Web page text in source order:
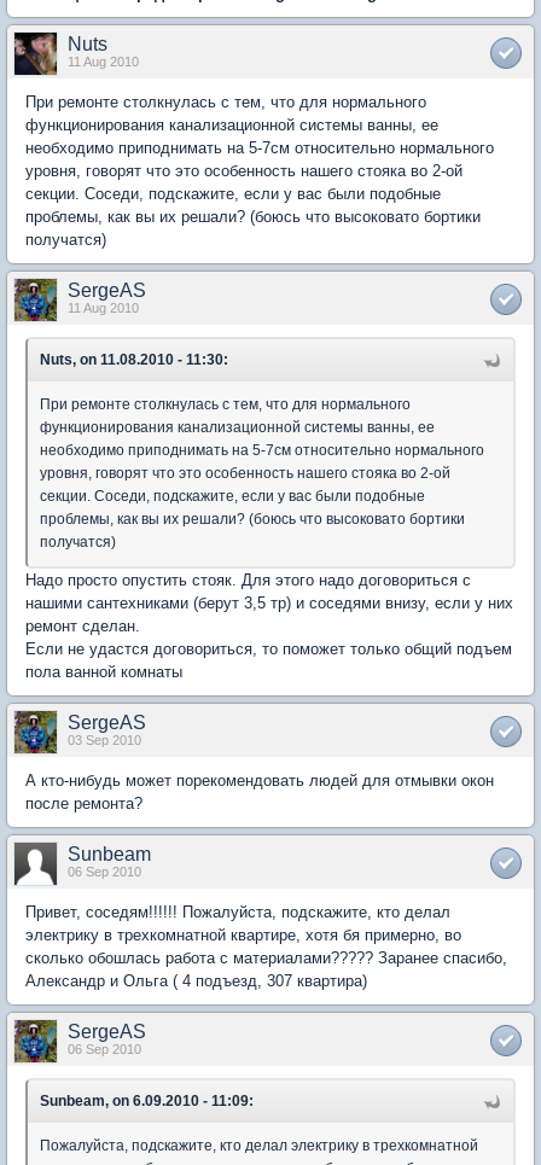
Nuts
11 Aug 2010
При ремонте столкнулась с тем, что для нормального
функционирования канализационной системы ванны, ее
необходимо приподнимать на 5-7см относительно нормального
уровня, говорят что это особенность нашего стояка во 2-ой
секции. Соседи, подскажите, если у вас были подобные
проблемы, как вы их решали? (боюсь что высоковато бортики
получатся)
SergeAS
11 Aug 2010
Nuts, on 11.08.2010 - 11:30:
При ремонте столкнулась с тем, что для нормального
функционирования канализационной системы ванны, ее
необходимо приподнимать на 5-7см относительно нормального
уровня, говорят что это особенность нашего стояка во 2-ой
секции. Соседи, подскажите, если у вас были подобные
проблемы, как вы их решали? (боюсь что высоковато бортики
получатся)
Надо просто опустить стояк. Для этого надо договориться с
нашими сантехниками (берут 3,5 тр) и соседями внизу, если у них
ремонт сделан.
Если не удастся договориться, то поможет только общий подъем
пола ванной комнаты
SergeAS
03 Sep 2010
А кто-нибудь может порекомендовать людей для отмывки окон
после ремонта?
Sunbeam
06 Sep 2010
Привет, соседям!!!!!! Пожалуйста, подскажите, кто делал
электрику в трехкомнатной квартире, хотя бя примерно, во
сколько обошлась работа с материалами????? Заранее спасибо,
Александр и Ольга ( 4 подъезд, 307 квартира)
SergeAS
06 Sep 2010
Sunbeam, on 6.09.2010 - 11:09:
Пожалуйста, подскажите, кто делал электрику в трехкомнатной